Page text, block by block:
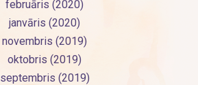
februāris (2020)
janvāris (2020)
novembris (2019)
oktobris (2019)
septembris (2019)